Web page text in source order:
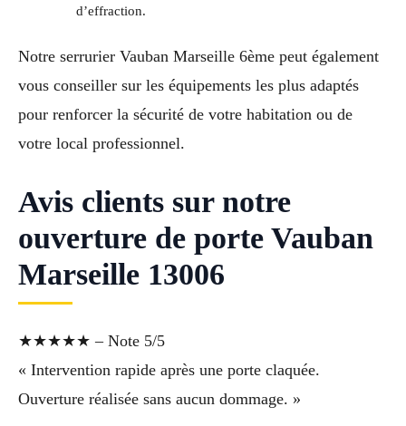
d’effraction.
Notre serrurier Vauban Marseille 6ème peut également
vous conseiller sur les équipements les plus adaptés
pour renforcer la sécurité de votre habitation ou de
votre local professionnel.
Avis clients sur notre
ouverture de porte Vauban
Marseille 13006
★★★★★ – Note 5/5
« Intervention rapide après une porte claquée.
Ouverture réalisée sans aucun dommage. »